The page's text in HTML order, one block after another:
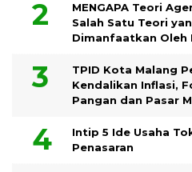
MENGAPA Teori
Salah Satu Teori
Dimanfaatkan Oleh
TPID Kota Malang
Kendalikan Inflasi,
Pangan dan Pasar
Intip 5 Ide Usaha
Penasaran